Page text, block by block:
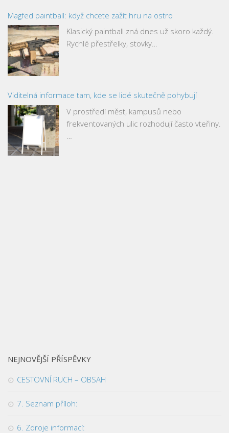
Magfed paintball: když chcete zažít hru na ostro
Klasický paintball zná dnes už skoro každý.
Rychlé přestřelky, stovky…
Viditelná informace tam, kde se lidé skutečně pohybují
V prostředí měst, kampusů nebo
frekventovaných ulic rozhodují často vteřiny.
NEJNOVĚJŠÍ PŘÍSPĚVKY
CESTOVNÍ RUCH – OBSAH
7. Seznam příloh:
6. Zdroje informací: